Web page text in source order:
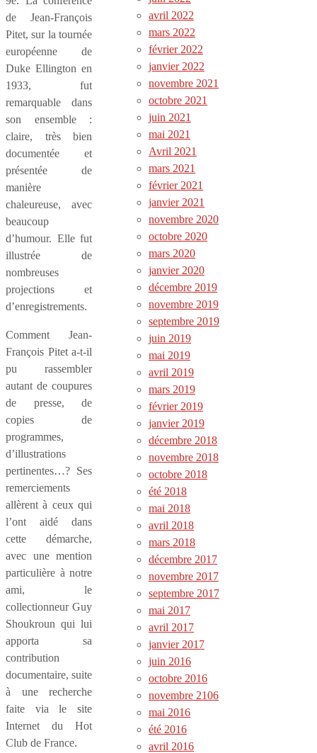
de Jean-François
Pitet, sur la tournée
européenne de
Duke Ellington en
1933, fut
remarquable dans
son ensemble :
claire, très bien
documentée et
présentée de
manière
chaleureuse, avec
beaucoup
d’humour. Elle fut
illustrée de
nombreuses
projections et
d’enregistrements.
Comment Jean-
François Pitet a-t-il
pu rassembler
autant de coupures
de presse, de
copies de
programmes,
d’illustrations
pertinentes…? Ses
remerciements
allèrent à ceux qui
l’ont aidé dans
cette démarche,
avec une mention
particulière à notre
ami, le
collectionneur Guy
Shoukroun qui lui
apporta sa
contribution
documentaire, suite
à une recherche
faite via le site
Internet du Hot
Club de France.
avril 2022
mars 2022
février 2022
janvier 2022
novembre 2021
octobre 2021
juin 2021
mai 2021
Avril 2021
mars 2021
février 2021
janvier 2021
novembre 2020
octobre 2020
mars 2020
janvier 2020
décembre 2019
novembre 2019
septembre 2019
juin 2019
mai 2019
avril 2019
mars 2019
février 2019
janvier 2019
décembre 2018
novembre 2018
octobre 2018
été 2018
mai 2018
avril 2018
mars 2018
décembre 2017
novembre 2017
septembre 2017
mai 2017
avril 2017
janvier 2017
juin 2016
octobre 2016
novembre 2106
mai 2016
été 2016
avril 2016